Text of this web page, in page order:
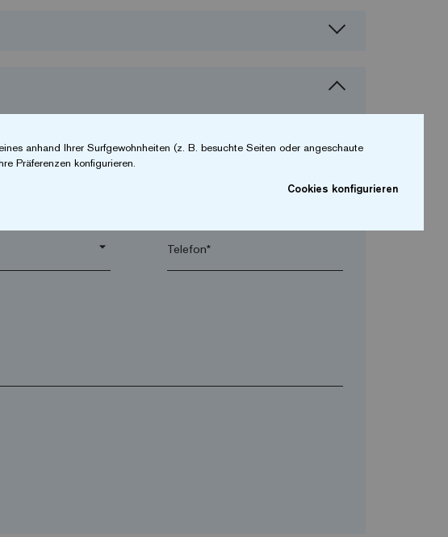
arrow_drop_down
arrow_drop_down Telefon*
anhand Ihrer Surfgewohnheiten (z. B. besuchte Seiten oder angeschaute
Präferenzen konfigurieren.
Cookies konfigurieren